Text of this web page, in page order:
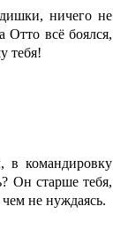
ничего не
всё боялся,
тебя!
командировку
Он старше тебя,
не нуждаясь.